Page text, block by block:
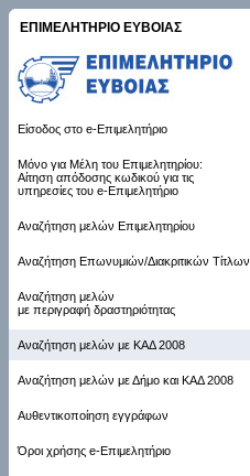
ΕΠΙΜΕΛΗΤΗΡΙΟ ΕΥΒΟΙΑΣ
Είσοδος στο e-Επιμελητήριο
Μόνο για Μέλη του Επιμελητηρίου:
Αίτηση απόδοσης κωδικού για τις
υπηρεσίες του e-Επιμελητήριο
Αναζήτηση μελών Επιμελητηρίου
Αναζήτηση Επωνυμιών/Διακριτικών Τίτλων
Αναζήτηση μελών
με περιγραφή δραστηριότητας
Αναζήτηση μελών με ΚΑΔ 2008
Αναζήτηση μελών με Δήμο και ΚΑΔ 2008
Αυθεντικοποίηση εγγράφων
Όροι χρήσης e-Επιμελητήριο